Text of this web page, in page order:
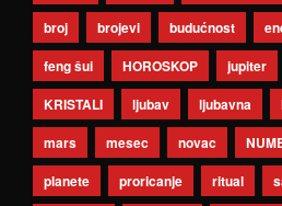
broj
brojevi budućnost
feng šui
HOROSKOP jupiter
KRISTALI
ljubav ljubavna
mars
mesec novac
planete
proricanje ritual